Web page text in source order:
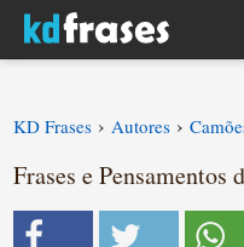
KD Frases › Autores ›
Frases e Pensamentos